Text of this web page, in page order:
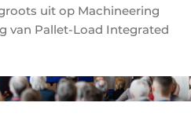
uit op Machineering
van Pallet-Load Integrated